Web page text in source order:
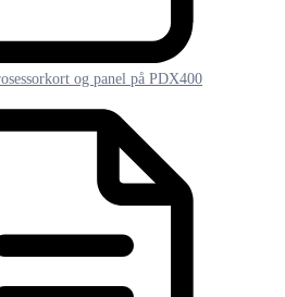
og panel på PDX400